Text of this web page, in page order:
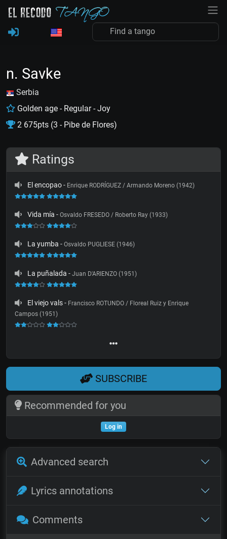
n. Savke
Serbia
Golden age - Regular - Joy
2 675pts (3 - Pibe de Flores)
Ratings
El encopao- Enrique RODRÍGUEZ / Armando Moreno (1942)
Vida mía - Osvaldo FRESEDO / Roberto Ray (1933)
La yumba - Osvaldo PUGLIESE (1946)
La puñalada - Juan D'ARIENZO (1951)
El viejo vals- Francisco ROTUNDO / Floreal Ruiz y Enrique
Campos (1951)
SUBSCRIBE
Recommended for you
Log in
Advanced search
Lyrics annotations
Comments